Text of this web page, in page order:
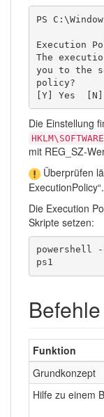
PS
Execution
The
you to the
policy?
[Y] Yes
Die Einstellung
mit REG_SZ-
Überprüfen
ExecutionPolicy“.
Die Execution
Skripte setzen:
powershell
ps1
Befehle
Funktion
Grundkonzept
Hilfe zu einem